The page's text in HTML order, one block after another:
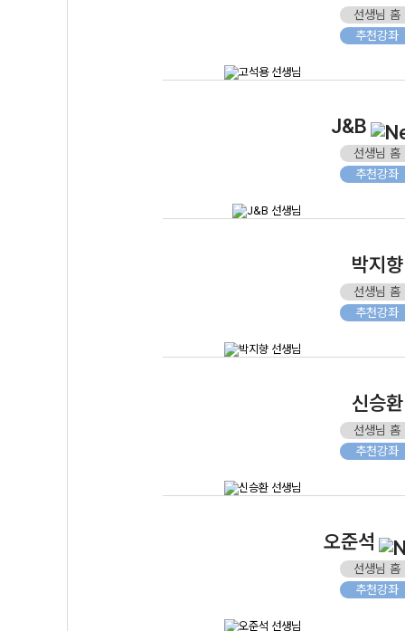
선생님 홈
추천강좌
J&B
선생님 홈
추천강좌
박지향
선생님 홈
추천강좌
신승환
선생님 홈
추천강좌
오준석
선생님 홈
추천강좌